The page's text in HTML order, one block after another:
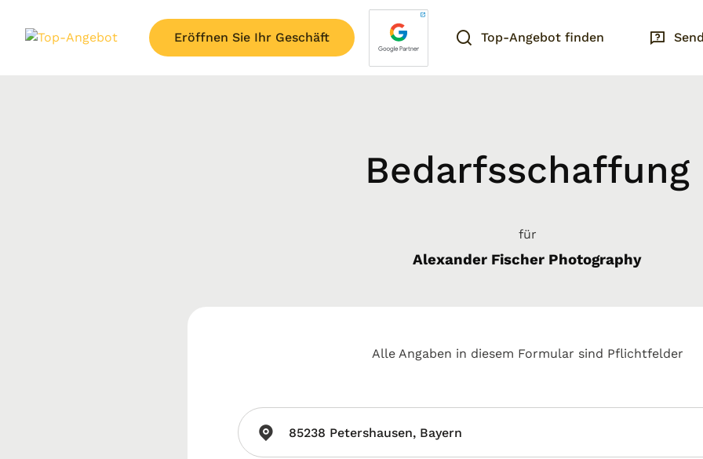
Eröffnen Sie Ihr Geschäft Top-Angebot finden
Bedarfsschaffung
für
Alexander Fischer Photography
Alle Angaben in diesem Formular sind Pflichtfelder
85238 Petershausen, Bayern